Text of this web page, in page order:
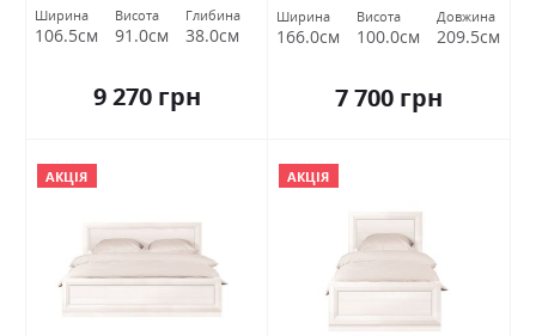
Ширина
106.5см
Висота
91.0см
Глибина
38.0см
9 270 грн
Ширина
166.0см
Висота
100.0см
Довжина
209.5см
7 700 грн
АКЦІЯ АКЦІЯ